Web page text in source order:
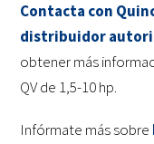
Contacta con
distribuidor
obtener más
QV de 1,5-10 hp.
Infórmate más sobre